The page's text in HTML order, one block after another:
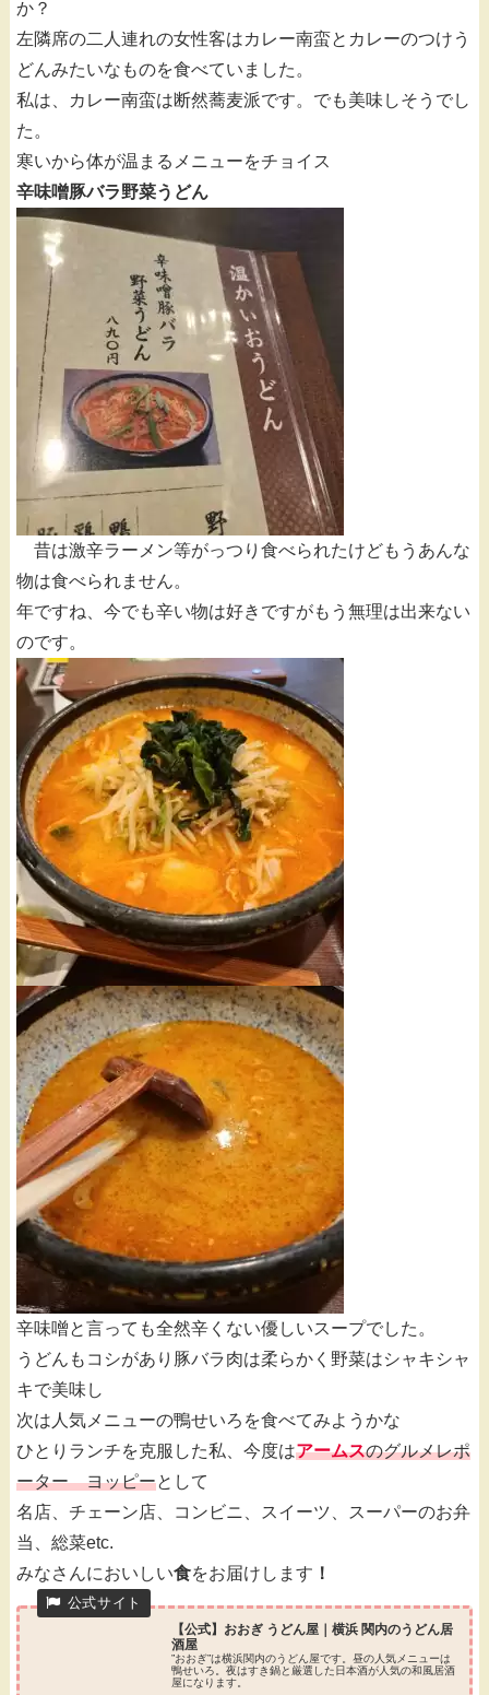
か？
左隣席の二人連れの女性客はカレー南蛮とカレーのつけう
どんみたいなものを食べていました。
私は、カレー南蛮は断然蕎麦派です。でも美味しそうでし
た。
寒いから体が温まるメニューをチョイス
辛味噌豚バラ野菜うどん
昔は激辛ラーメン等がっつり食べられたけどもうあんな
物は食べられません。
年ですね、今でも辛い物は好きですがもう無理は出来ない
のです。
辛味噌と言っても全然辛くない優しいスープでした。
うどんもコシがあり豚バラ肉は柔らかく野菜はシャキシャ
キで美味し
次は人気メニューの鴨せいろを食べてみようかな
ひとりランチを克服した私、今度はアームスのグルメレポ
ーター ヨッピーとして
名店、チェーン店、コンビニ、スイーツ、スーパーのお弁
当、総菜etc.
みなさんにおいしい食をお届けします ！
【公式】おおぎ うどん屋｜横浜 関内のうどん居
酒屋
”おおぎ”は横浜関内のうどん屋です。昼の人気メニューは
鴨せいろ。夜はすき鍋と厳選した日本酒が人気の和風居酒
屋になります。